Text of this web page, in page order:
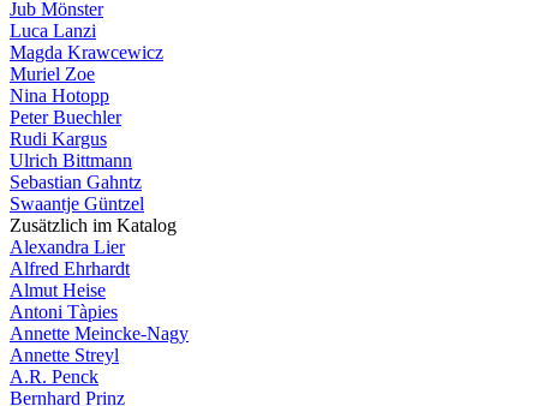
Jub Mönster
Luca Lanzi
Magda Krawcewicz
Muriel Zoe
Nina Hotopp
Peter Buechler
Rudi Kargus
Ulrich Bittmann
Sebastian Gahntz
Swaantje Güntzel
Zusätzlich im Katalog
Alexandra Lier
Alfred Ehrhardt
Almut Heise
Antoni Tàpies
Annette Meincke-Nagy
Annette Streyl
A.R. Penck
Bernhard Prinz